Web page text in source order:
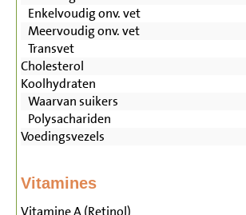
Enkelvoudig onv. vet
Meervoudig onv. vet
Transvet
Cholesterol
Koolhydraten
Waarvan suikers
Polysachariden
Voedingsvezels
Vitamines
Vitamine A (Retinol)